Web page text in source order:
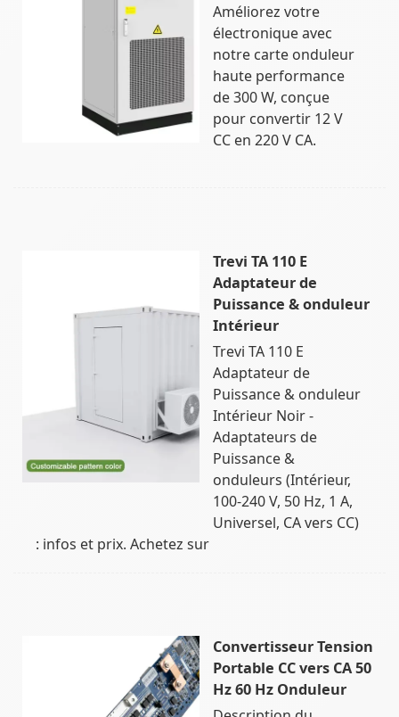
Améliorez votre
électronique avec
notre carte onduleur
haute performance
de 300 W, conçue
pour convertir 12 V
CC en 220 V CA.
Trevi TA 110 E
Adaptateur de
Puissance & onduleur
Intérieur
Trevi TA 110 E
Adaptateur de
Puissance & onduleur
Intérieur Noir -
Adaptateurs de
Puissance &
onduleurs (Intérieur,
100-240 V, 50 Hz, 1 A,
Universel, CA vers CC)
: infos et prix. Achetez sur
Convertisseur Tension
Portable CC vers CA 50
Hz 60 Hz Onduleur